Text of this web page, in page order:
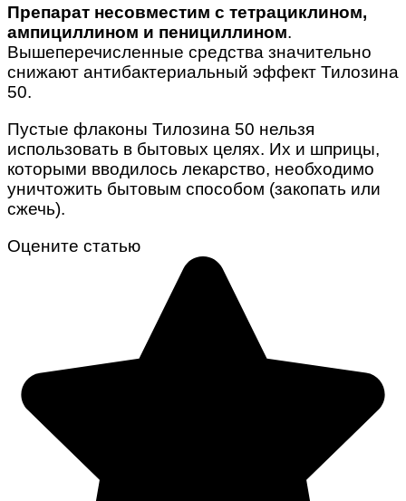
Препарат несовместим с тетрациклином,
ампициллином и пенициллином.
Вышеперечисленные средства значительно
снижают антибактериальный эффект Тилозина
50.
Пустые флаконы Тилозина 50 нельзя
использовать в бытовых целях. Их и шприцы,
которыми вводилось лекарство, необходимо
уничтожить бытовым способом (закопать или
сжечь).
Оцените статью